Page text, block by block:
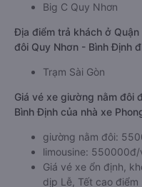
Big C Quy Nhơn
Địa điểm trả khách ở
đôi Quy Nhơn - Bình Định
Trạm Sài Gòn
Giá vé xe giường nằm đôi
Bình Định của nhà xe
giường nằm đôi:
limousine: 550000đ/
Giá vé xe ổn định,
dịp Lễ, Tết cao điểm